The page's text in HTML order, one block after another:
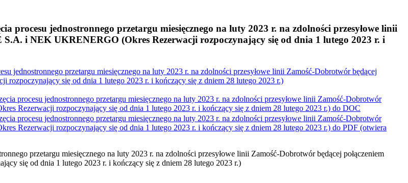
procesu jednostronnego przetargu miesięcznego na luty 2023 r. na zdolności przesyłowe linii
S.A. i NEK UKRENERGO (Okres Rezerwacji rozpoczynający się od dnia 1 lutego 2023 r. i
jednostronnego przetargu miesięcznego na luty 2023 r. na zdolności przesyłowe linii Zamość-Dobrotwór będącej
się od dnia 1 lutego 2023 r. i kończący się z dniem 28 lutego 2023 r.)
procesu jednostronnego przetargu miesięcznego na luty 2023 r. na zdolności przesyłowe linii Zamość-Dobrotwór
Rezerwacji rozpoczynający się od dnia 1 lutego 2023 r. i kończący się z dniem 28 lutego 2023 r.) do DOC
procesu jednostronnego przetargu miesięcznego na luty 2023 r. na zdolności przesyłowe linii Zamość-Dobrotwór
Rezerwacji rozpoczynający się od dnia 1 lutego 2023 r. i kończący się z dniem 28 lutego 2023 r.) do PDF (otwiera
przetargu miesięcznego na luty 2023 r. na zdolności przesyłowe linii Zamość-Dobrotwór będącej połączeniem
się od dnia 1 lutego 2023 r. i kończący się z dniem 28 lutego 2023 r.)